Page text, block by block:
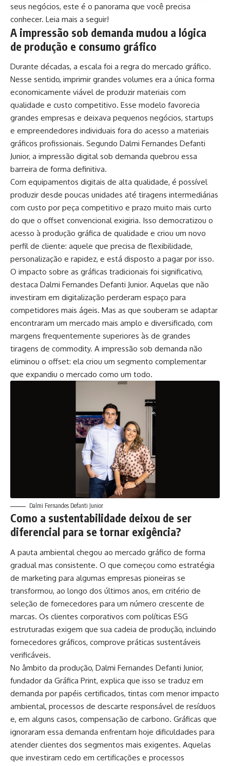
seus negócios, este é o panorama que você precisa
conhecer. Leia mais a seguir!
A impressão sob demanda mudou a lógica
de produção e consumo gráfico
Durante décadas, a escala foi a regra do mercado gráfico.
Nesse sentido, imprimir grandes volumes era a única forma
economicamente viável de produzir materiais com
qualidade e custo competitivo. Esse modelo favorecia
grandes empresas e deixava pequenos negócios, startups
e empreendedores individuais fora do acesso a materiais
gráficos profissionais. Segundo Dalmi Fernandes Defanti
Junior, a impressão digital sob demanda quebrou essa
barreira de forma definitiva.
Com equipamentos digitais de alta qualidade, é possível
produzir desde poucas unidades até tiragens intermediárias
com custo por peça competitivo e prazo muito mais curto
do que o offset convencional exigiria. Isso democratizou o
acesso à produção gráfica de qualidade e criou um novo
perfil de cliente: aquele que precisa de flexibilidade,
personalização e rapidez, e está disposto a pagar por isso.
O impacto sobre as gráficas tradicionais foi significativo,
destaca Dalmi Fernandes Defanti Junior. Aquelas que não
investiram em digitalização perderam espaço para
competidores mais ágeis. Mas as que souberam se adaptar
encontraram um mercado mais amplo e diversificado, com
margens frequentemente superiores às de grandes
tiragens de commodity. A impressão sob demanda não
eliminou o offset: ela criou um segmento complementar
que expandiu o mercado como um todo.
Dalmi Fernandes Defanti Junior
Como a sustentabilidade deixou de ser
diferencial para se tornar exigência?
A pauta ambiental chegou ao mercado gráfico de forma
gradual mas consistente. O que começou como estratégia
de marketing para algumas empresas pioneiras se
transformou, ao longo dos últimos anos, em critério de
seleção de fornecedores para um número crescente de
marcas. Os clientes corporativos com políticas ESG
estruturadas exigem que sua cadeia de produção, incluindo
fornecedores gráficos, comprove práticas sustentáveis
verificáveis.
No âmbito da produção, Dalmi Fernandes Defanti Junior,
fundador da Gráfica Print, explica que isso se traduz em
demanda por papéis certificados, tintas com menor impacto
ambiental, processos de descarte responsável de resíduos
e, em alguns casos, compensação de carbono. Gráficas que
ignoraram essa demanda enfrentam hoje dificuldades para
atender clientes dos segmentos mais exigentes. Aquelas
que investiram cedo em certificações e processos